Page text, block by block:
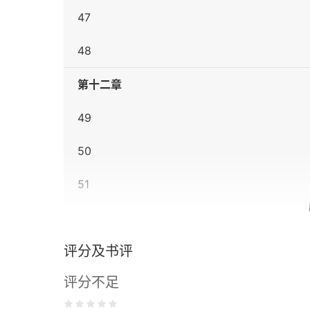
47
48
第十二章
49
50
51
第十三章
53
评分及书评
评分不足